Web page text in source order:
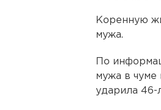
Коренную
мужа.
По
мужа в чуме
ударила 46-